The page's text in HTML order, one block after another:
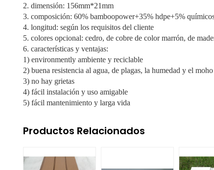
2. dimensión: 156mm*21mm
3. composición: 60% bamboopower+35% hdpe+5%
4. longitud: según los requisitos del cliente
5. colores opcional: cedro, de cobre de color marrón, de
6. características y ventajas:
1) environmently ambiente y reciclable
2) buena resistencia al agua, de plagas, la humedad y el moho
3) no hay grietas
4) fácil instalación y uso amigable
5) fácil mantenimiento y larga vida
Productos Relacionados